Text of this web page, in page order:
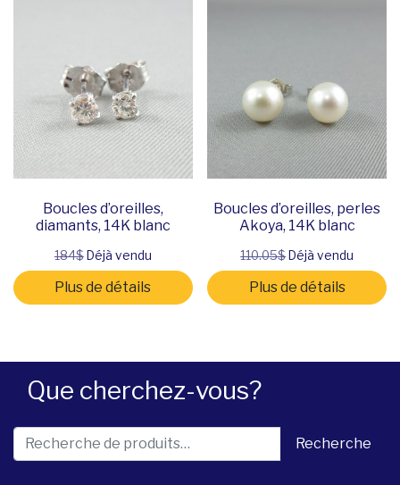
Que cherchez-vous?
Recherche pour : Recherche
Boucles d’oreilles,
diamants, 14K blanc
184$Déjà vendu
Plus de détails
Boucles d’oreilles, perles
Akoya, 14K blanc
110.05$Déjà vendu
Plus de détails